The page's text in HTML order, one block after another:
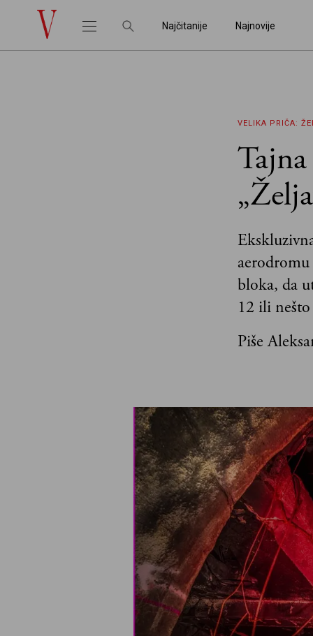
Najčitanije Najnovije
VELIKA PRIČA:
bloka, da
12 ili
Piše